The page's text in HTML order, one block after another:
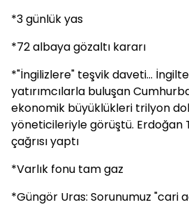
*3 günlük yas
*72 albaya gözaltı kararı
*"İngilizlere" teşvik daveti...
yatırımcılarla buluşan
ekonomik büyüklükleri trilyon
yöneticileriyle görüştü. Erdoğan
çağrısı yaptı
*Varlık fonu tam gaz
*Güngör Uras: Sorunumuz "cari